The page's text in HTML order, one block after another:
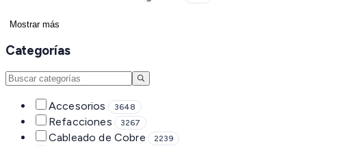
Mostrar más
Categorías
Accesorios 3648
Refacciones 3267
Cableado de Cobre 2239